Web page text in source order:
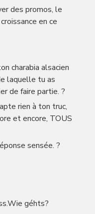
des promos, le
en ce
charabia alsacien
laquelle tu as
de faire partie. ?
rien à ton truc,
et encore, TOUS
sensée. ?
géhts?